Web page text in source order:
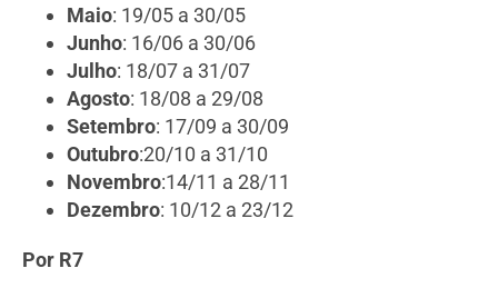
Maio: 19/05 a 30/05
Junho: 16/06 a 30/06
Julho: 18/07 a 31/07
Agosto: 18/08 a 29/08
Setembro: 17/09 a 30/09
Outubro:20/10 a 31/10
Novembro:14/11 a 28/11
Dezembro: 10/12 a 23/12
Por R7